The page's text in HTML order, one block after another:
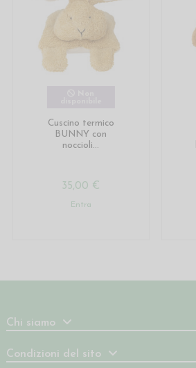
Cuscino termico
BUNNY con
noccioli...
35,00 €
Entra
Chi siamo
Condizioni del sito